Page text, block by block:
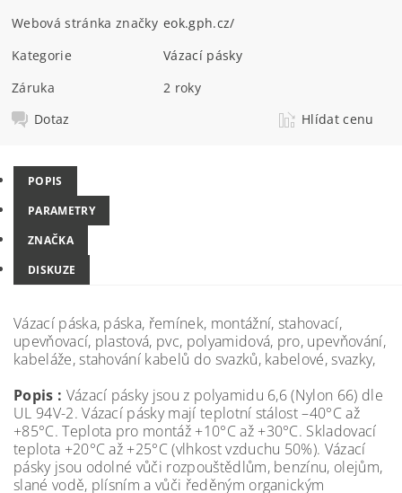
Webová stránka značky eok.gph.cz/
Kategorie
Vázací pásky
Záruka
2 roky
Dotaz
Hlídat cenu
POPIS
PARAMETRY
ZNAČKA
DISKUZE
Vázací páska, páska, řemínek, montážní, stahovací,
upevňovací, plastová, pvc, polyamidová, pro, upevňování,
kabeláže, stahování kabelů do svazků, kabelové, svazky,
Popis : Vázací pásky jsou z polyamidu 6,6 (Nylon 66) dle
UL 94V-2. Vázací pásky mají teplotní stálost –40°C až
+85°C. Teplota pro montáž +10°C až +30°C. Skladovací
teplota +20°C až +25°C (vlhkost vzduchu 50%). Vázací
pásky jsou odolné vůči rozpouštědlům, benzínu, olejům,
slané vodě, plísním a vůči ředěným organickým